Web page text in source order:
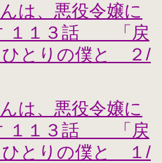
は、悪役令嬢に
１１３話 「戻
ひとりの僕と ２/
は、悪役令嬢に
１１３話 「戻
ひとりの僕と １/